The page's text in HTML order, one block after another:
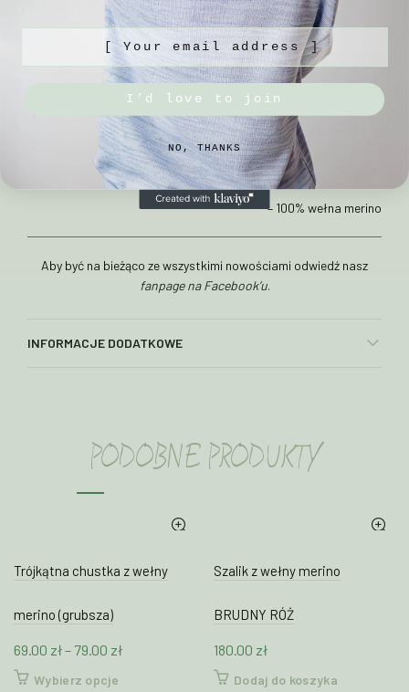
– prać ręcznie w max 30°C w płynie do wełny
– unikać gwałtownych zmian temperatur
– suszyć na płasko
– nie używać płynu do płukania
– 100% wełna merino
Aby być na bieżąco ze wszystkimi nowościami odwiedź nasz
fanpage na Facebook’u.
INFORMACJE DODATKOWE
PODOBNE PRODUKTY
Trójkątna chustka z wełny
merino (grubsza)
69.00 zł– 79.00 złZakres
Wybierz opcjeTen
Szalik z wełny merino
BRUDNY RÓŻ
180.00 zł
Dodaj do koszyka
[ Your email address ]
I’d love to join
NO, THANKS